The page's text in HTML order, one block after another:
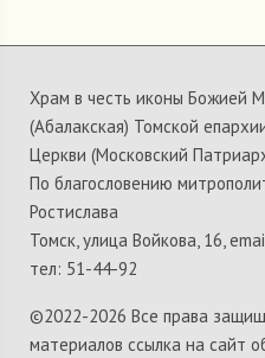
Храм в честь иконы Божией
(Абалакская) Томской
Церкви (Московский
По благословению
Ростислава
Томск, улица Войкова, 16,
тел: 51-44-92
©2022-2026 Все права
материалов ссылка на сайт